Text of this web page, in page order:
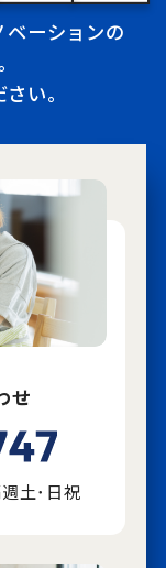
ーションの
い。
せ
土･日祝